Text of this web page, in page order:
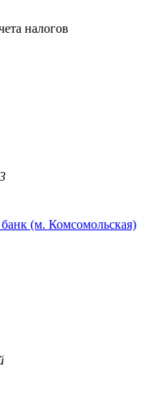
налогов
3
(м. Комсомольская)